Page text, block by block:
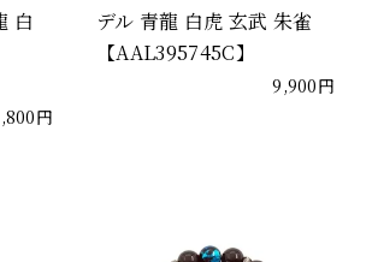
白
円
デル 青龍 白虎 玄武 朱雀
【AAL395745C】
9,900円